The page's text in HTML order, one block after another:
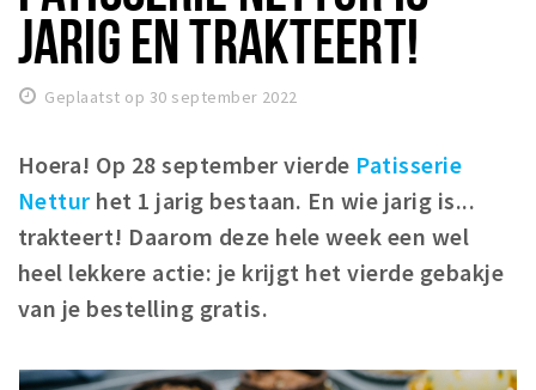
Eten
Drinken
Slapen
Winkels
Winkelgebieden
Parkeren
Bezienswaardigheden
Musea, theaters & podia
JARIG EN TRAKTEERT!
Geplaatst op 30 september 2022
Hoera! Op 28 september vierde Patisserie
Nettur het 1 jarig bestaan. En wie jarig is...
trakteert! Daarom deze hele week een wel
heel lekkere actie: je krijgt het vierde gebakje
van je bestelling gratis.